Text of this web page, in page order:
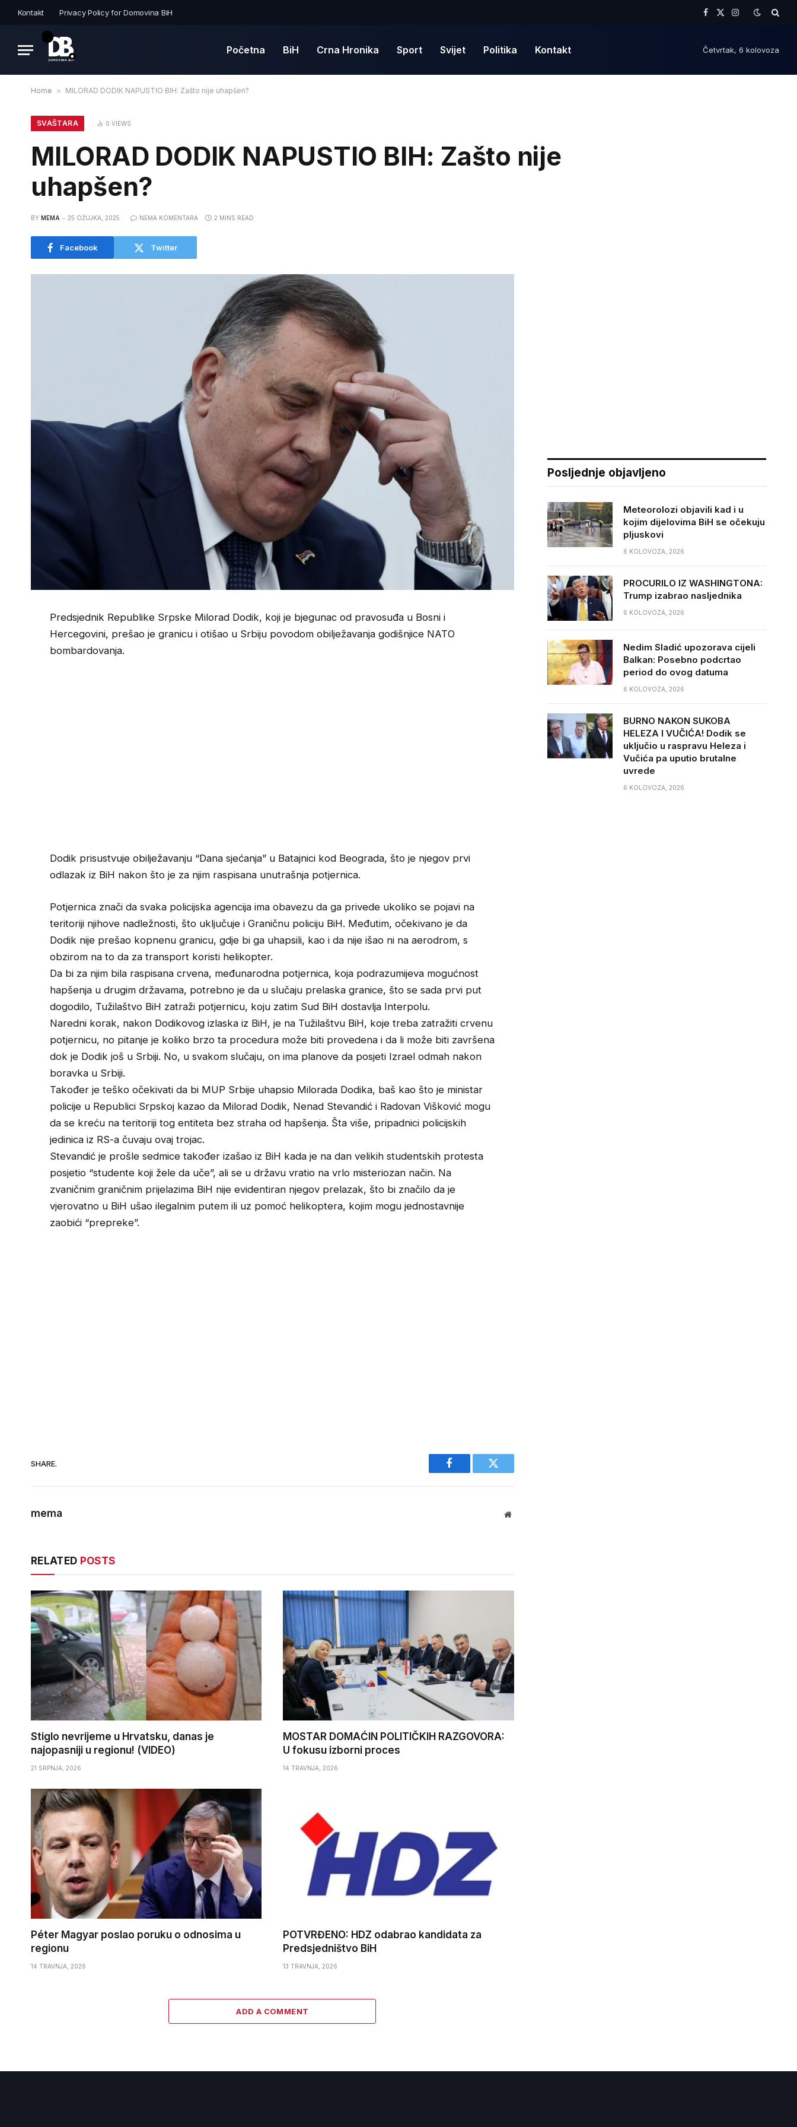
Kontakt Privacy Policy for Domovina BiH
Facebook
X
Instagram
Početna BiH Crna Hronika Sport Svijet Politika Kontakt Četvrtak, 6 kolovoza
Home » MILORAD DODIK NAPUSTIO BIH: Zašto nije uhapšen?
SVAŠTARA 0 VIEWS
MILORAD DODIK NAPUSTIO BIH: Zašto nije
uhapšen?
BY MEMA 25 OŽUJKA, 2025 NEMA KOMENTARA 2 MINS READ
Facebook Twitter
Predsjednik Republike Srpske Milorad Dodik, koji je bjegunac od pravosuđa u Bosni i
Hercegovini, prešao je granicu i otišao u Srbiju povodom obilježavanja godišnjice NATO
bombardovanja.
Dodik prisustvuje obilježavanju “Dana sjećanja” u Batajnici kod Beograda, što je njegov prvi
odlazak iz BiH nakon što je za njim raspisana unutrašnja potjernica.
Potjernica znači da svaka policijska agencija ima obavezu da ga privede ukoliko se pojavi na
teritoriji njihove nadležnosti, što uključuje i Graničnu policiju BiH. Međutim, očekivano je da
Dodik nije prešao kopnenu granicu, gdje bi ga uhapsili, kao i da nije išao ni na aerodrom, s
obzirom na to da za transport koristi helikopter.
Da bi za njim bila raspisana crvena, međunarodna potjernica, koja podrazumijeva mogućnost
hapšenja u drugim državama, potrebno je da u slučaju prelaska granice, što se sada prvi put
dogodilo, Tužilaštvo BiH zatraži potjernicu, koju zatim Sud BiH dostavlja Interpolu.
Naredni korak, nakon Dodikovog izlaska iz BiH, je na Tužilaštvu BiH, koje treba zatražiti crvenu
potjernicu, no pitanje je koliko brzo ta procedura može biti provedena i da li može biti završena
dok je Dodik još u Srbiji. No, u svakom slučaju, on ima planove da posjeti Izrael odmah nakon
boravka u Srbiji.
Također je teško očekivati da bi MUP Srbije uhapsio Milorada Dodika, baš kao što je ministar
policije u Republici Srpskoj kazao da Milorad Dodik, Nenad Stevandić i Radovan Višković mogu
da se kreću na teritoriji tog entiteta bez straha od hapšenja. Šta više, pripadnici policijskih
jedinica iz RS-a čuvaju ovaj trojac.
Stevandić je prošle sedmice također izašao iz BiH kada je na dan velikih studentskih protesta
posjetio “studente koji žele da uče”, ali se u državu vratio na vrlo misteriozan način. Na
zvaničnim graničnim prijelazima BiH nije evidentiran njegov prelazak, što bi značilo da je
vjerovatno u BiH ušao ilegalnim putem ili uz pomoć helikoptera, kojim mogu jednostavnije
zaobići “prepreke”.
SHARE.
Facebook Twitter
mema Website
RELATED POSTS
Stiglo nevrijeme u Hrvatsku, danas je
najopasniji u regionu! (VIDEO)
21 SRPNJA, 2026
MOSTAR DOMAĆIN POLITIČKIH RAZGOVORA:
U fokusu izborni proces
14 TRAVNJA, 2026
Péter Magyar poslao poruku o odnosima u
regionu
14 TRAVNJA, 2026
POTVRĐENO: HDZ odabrao kandidata za
Predsjedništvo BiH
13 TRAVNJA, 2026
ADD A COMMENT
Posljednje objavljeno
Meteorolozi objavili kad i u
kojim dijelovima BiH se očekuju
pljuskovi
6 KOLOVOZA, 2026
PROCURILO IZ WASHINGTONA:
Trump izabrao nasljednika
6 KOLOVOZA, 2026
Nedim Sladić upozorava cijeli
Balkan: Posebno podcrtao
period do ovog datuma
6 KOLOVOZA, 2026
BURNO NAKON SUKOBA
HELEZA I VUČIĆA! Dodik se
uključio u raspravu Heleza i
Vučića pa uputio brutalne
uvrede
6 KOLOVOZA, 2026